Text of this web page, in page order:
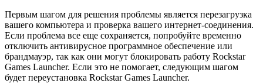
Первым шагом для решения проблемы является перезагрузка
вашего компьютера и проверка вашего интернет-соединения.
Если проблема все еще сохраняется, попробуйте временно
отключить антивирусное программное обеспечение или
брандмауэр, так как они могут блокировать работу Rockstar
Games Launcher. Если это не помогает, следующим шагом
будет переустановка Rockstar Games Launcher.